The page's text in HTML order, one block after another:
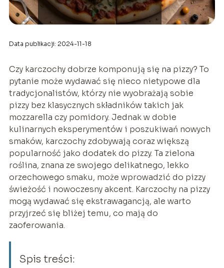
Data publikacji: 2024-11-18
Czy karczochy dobrze komponują się na pizzy? To
pytanie może wydawać się nieco nietypowe dla
tradycjonalistów, którzy nie wyobrażają sobie
pizzy bez klasycznych składników takich jak
mozzarella czy pomidory. Jednak w dobie
kulinarnych eksperymentów i poszukiwań nowych
smaków, karczochy zdobywają coraz większą
popularność jako dodatek do pizzy. Ta zielona
roślina, znana ze swojego delikatnego, lekko
orzechowego smaku, może wprowadzić do pizzy
świeżość i nowoczesny akcent. Karczochy na pizzy
mogą wydawać się ekstrawagancją, ale warto
przyjrzeć się bliżej temu, co mają do
zaoferowania.
Spis treści: